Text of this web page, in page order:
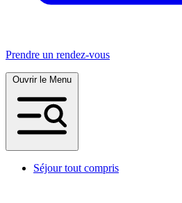
Prendre un rendez-vous
Séjour tout compris